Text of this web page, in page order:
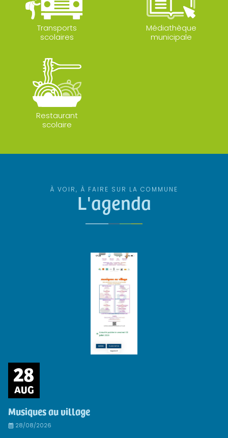
Transports
scolaires
Médiathèque
municipale
Restaurant
scolaire
À VOIR, À FAIRE SUR LA COMMUNE
L'agenda
28
AUG
Musiques au village
28/08/2026